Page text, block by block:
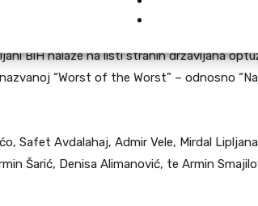
u Bosnu i Hercegovinu.
BiH nalaze na listi stranih državljana
“Worst of the Worst” – odnosno
Safet Avdalahaj, Admir Vele, Mirdal
Šarić, Denisa Alimanović, te Armin